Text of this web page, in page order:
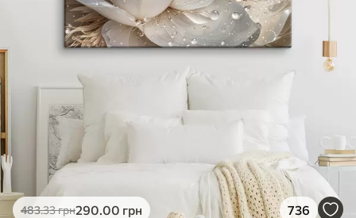
483.33грн290.00 грн 736